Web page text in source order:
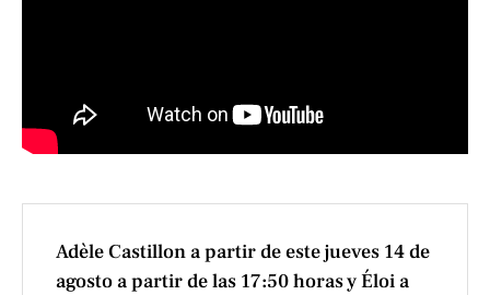
Adèle Castillon a partir de este jueves 14 de
agosto a partir de las 17:50 horas y Éloi a